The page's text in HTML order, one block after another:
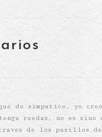
de simpatico, yo
ruedas, no es
de los